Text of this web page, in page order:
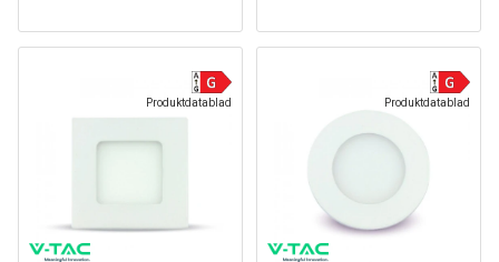
Produktdatablad Produktdatablad